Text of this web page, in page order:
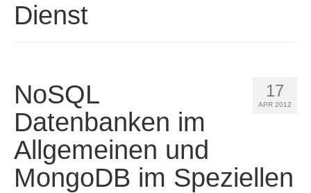
Über mich
IT-Blog
Referenzen
Kontakt
Impressum
Dienst
17
APR 2012
NoSQL
Datenbanken im
Allgemeinen und
MongoDB im Speziellen